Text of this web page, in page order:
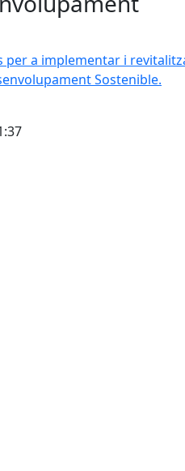
per a implementar i
Sostenible.